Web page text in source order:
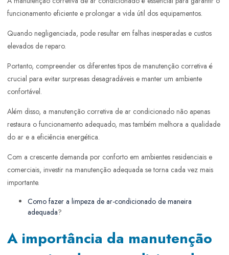
funcionamento eficiente e prolongar a vida útil dos equipamentos.
Quando negligenciada, pode resultar em falhas inesperadas e custos
elevados de reparo.
Portanto, compreender os diferentes tipos de manutenção corretiva é
crucial para evitar surpresas desagradáveis e manter um ambiente
confortável.
Além disso, a manutenção corretiva de ar condicionado não apenas
restaura o funcionamento adequado, mas também melhora a qualidade
do ar e a eficiência energética.
Com a crescente demanda por conforto em ambientes residenciais e
comerciais, investir na manutenção adequada se torna cada vez mais
importante.
Como fazer a limpeza de ar-condicionado de maneira
adequada?
A importância da manutenção